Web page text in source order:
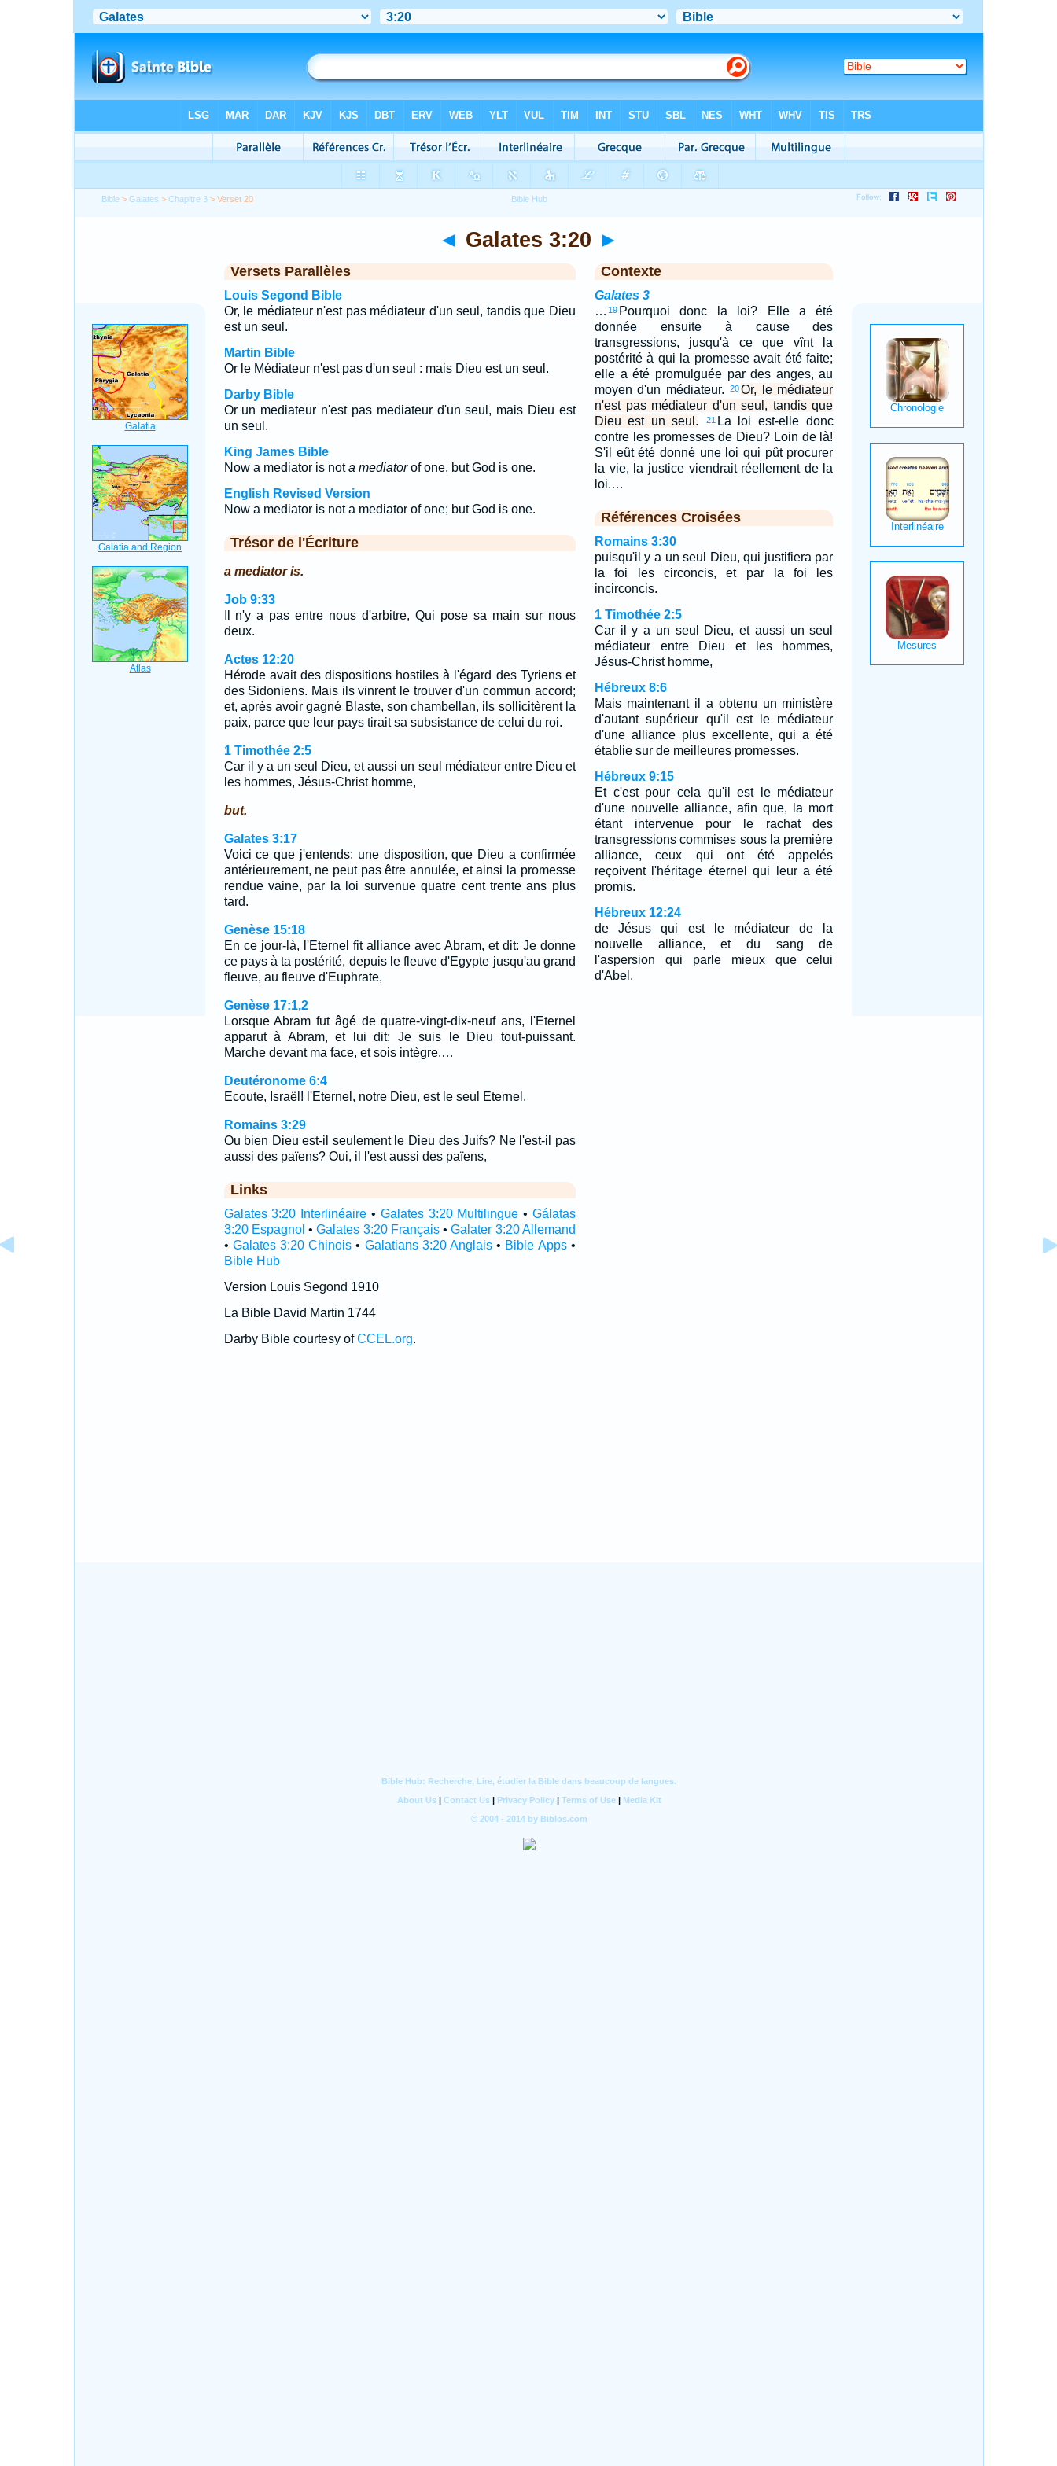
Bible >Galates >Chapitre 3 > Verset 20
◄ Galates 3:20 ►
Versets Parallèles
Louis Segond Bible
Or, le médiateur n'est pas médiateur d'un seul, tandis que Dieu
est un seul.
Martin Bible
Or le Médiateur n'est pas d'un seul : mais Dieu est un seul.
Darby Bible
Or un mediateur n'est pas mediateur d'un seul, mais Dieu est
un seul.
King James Bible
Now a mediator is nota mediatorof one, but God is one.
English Revised Version
Now a mediator is not a mediator of one; but God is one.
Trésor de l'Écriture
a mediator is.
Job 9:33
Il n'y a pas entre nous d'arbitre, Qui pose sa main sur nous
deux.
Actes 12:20
Hérode avait des dispositions hostiles à l'égard des Tyriens et
des Sidoniens. Mais ils vinrent le trouver d'un commun accord;
et, après avoir gagné Blaste, son chambellan, ils sollicitèrent la
paix, parce que leur pays tirait sa subsistance de celui du roi.
1 Timothée 2:5
Car il y a un seul Dieu, et aussi un seul médiateur entre Dieu et
les hommes, Jésus-Christ homme,
but.
Galates 3:17
Voici ce que j'entends: une disposition, que Dieu a confirmée
antérieurement, ne peut pas être annulée, et ainsi la promesse
rendue vaine, par la loi survenue quatre cent trente ans plus
tard.
Genèse 15:18
En ce jour-là, l'Eternel fit alliance avec Abram, et dit: Je donne
ce pays à ta postérité, depuis le fleuve d'Egypte jusqu'au grand
fleuve, au fleuve d'Euphrate,
Genèse 17:1,2
Lorsque Abram fut âgé de quatre-vingt-dix-neuf ans, l'Eternel
apparut à Abram, et lui dit: Je suis le Dieu tout-puissant.
Marche devant ma face, et sois intègre.…
Deutéronome 6:4
Ecoute, Israël! l'Eternel, notre Dieu, est le seul Eternel.
Romains 3:29
Ou bien Dieu est-il seulement le Dieu des Juifs? Ne l'est-il pas
aussi des païens? Oui, il l'est aussi des païens,
Links
Galates 3:20 Interlinéaire • Galates 3:20 Multilingue • Gálatas
3:20 Espagnol •Galates 3:20 Français•Galater 3:20 Allemand
• Galates 3:20 Chinois • Galatians 3:20 Anglais • Bible Apps•
Bible Hub
Version Louis Segond 1910
La Bible David Martin 1744
Darby Bible courtesy ofCCEL.org.
Contexte
Galates 3
… 19 Pourquoi donc la loi? Elle a été
donnée ensuite à cause des
transgressions, jusqu'à ce que vînt la
postérité à qui la promesse avait été faite;
elle a été promulguée par des anges, au
moyen d'un médiateur.
20 Or, le médiateur
n'est pas médiateur d'un seul, tandis que
Dieu est un seul.
21 La loi est-elle donc
contre les promesses de Dieu? Loin de là!
S'il eût été donné une loi qui pût procurer
la vie, la justice viendrait réellement de la
loi.…
Références Croisées
Romains 3:30
puisqu'il y a un seul Dieu, qui justifiera par
la foi les circoncis, et par la foi les
incirconcis.
1 Timothée 2:5
Car il y a un seul Dieu, et aussi un seul
médiateur entre Dieu et les hommes,
Jésus-Christ homme,
Hébreux 8:6
Mais maintenant il a obtenu un ministère
d'autant supérieur qu'il est le médiateur
d'une alliance plus excellente, qui a été
établie sur de meilleures promesses.
Hébreux 9:15
Et c'est pour cela qu'il est le médiateur
d'une nouvelle alliance, afin que, la mort
étant intervenue pour le rachat des
transgressions commises sous la première
alliance, ceux qui ont été appelés
reçoivent l'héritage éternel qui leur a été
promis.
Hébreux 12:24
de Jésus qui est le médiateur de la
nouvelle alliance, et du sang de
l'aspersion qui parle mieux que celui
d'Abel.